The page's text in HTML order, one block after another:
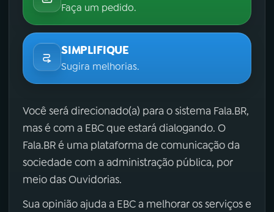
Faça um pedido.
SIMPLIFIQUE
Sugira melhorias.
Você será direcionado(a) para o sistema Fala.BR,
mas é com a EBC que estará dialogando. O
Fala.BR é uma plataforma de comunicação da
sociedade com a administração pública, por
meio das Ouvidorias.
Sua opinião ajuda a EBC a melhorar os serviços e